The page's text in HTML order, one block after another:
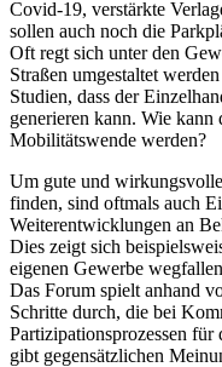
Covid-19, verstärkte
sollen auch noch die
Oft regt sich unter den
Straßen umgestaltet
Studien, dass der
generieren kann. Wie
Mobilitätswende werden?
Um gute und
finden, sind oftmals auch
Weiterentwicklungen an
Dies zeigt sich
eigenen Gewerbe
Das Forum spielt anhand
Schritte durch, die bei
Partizipationsprozessen
gibt gegensätzlichen